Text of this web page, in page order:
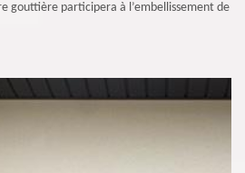
gouttière participera à l’embellissement de